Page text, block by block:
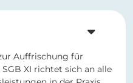
Auffrischung für
XI richtet sich an alle